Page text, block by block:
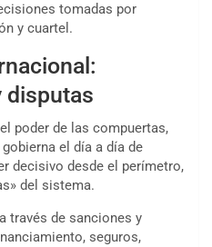
tomadas por
y cuartel.
disputas
poder de las compuertas,
el día a día de
decisivo desde el perímetro,
del sistema.
través de sanciones y
seguros,